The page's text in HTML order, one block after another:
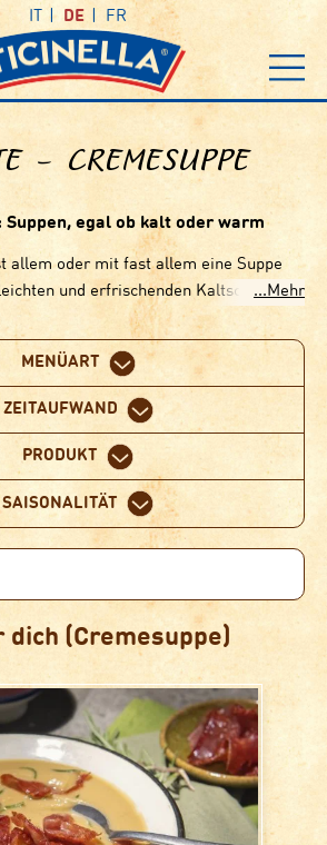
IT DE FR
– CREMESUPPE
Suppen, egal ob kalt oder warm
allem oder mit fast allem eine Suppe
und erfrischenden Kaltschale bis
Gemüsesuppe. Dazu geröstete
Knoblauch darüber gerieben, ergibt
Mahlzeit. Hier findest du spannende
Auslöffeln musst du sie aber selbst!
MENÜART
ZEITAUFWAND
PRODUKT
SAISONALITÄT
dich (Cremesuppe)